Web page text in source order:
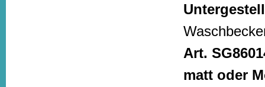
Art.
matt oder